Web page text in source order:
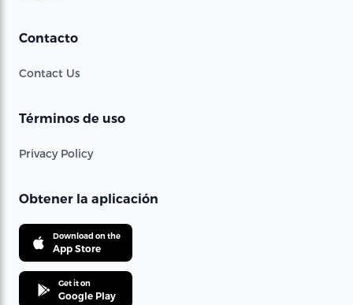
Contacto
Contact Us
Términos de uso
Privacy Policy
Obtener la aplicación
Download on the
App Store
Get it on
Google Play